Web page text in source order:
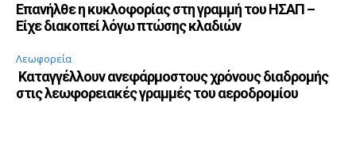
Επανήλθε η κυκλοφορίας στη γραμμή του ΗΣΑΠ –
Είχε διακοπεί λόγω πτώσης κλαδιών
Λεωφορεία
Καταγγέλλουν ανεφάρμοστους χρόνους διαδρομής
στις λεωφορειακές γραμμές του αεροδρομίου